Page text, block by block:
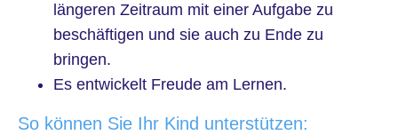
längeren Zeitraum mit einer Aufgabe zu
beschäftigen und sie auch zu Ende zu
bringen.
Es entwickelt Freude am Lernen.
So können Sie Ihr Kind unterstützen: